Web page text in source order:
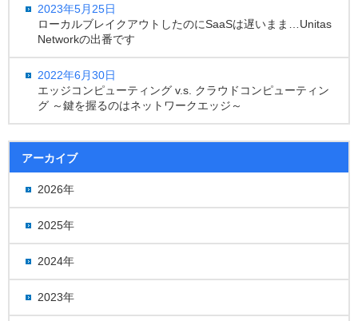
2023年5月25日
ローカルブレイクアウトしたのにSaaSは遅いまま…Unitas
Networkの出番です
2022年6月30日
エッジコンピューティング v.s. クラウドコンピューティン
グ ～鍵を握るのはネットワークエッジ～
アーカイブ
2026年
2025年
2024年
2023年